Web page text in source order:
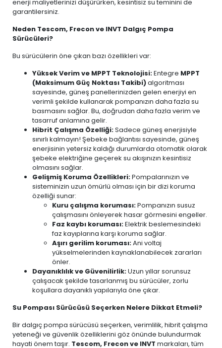
enerji maliyetlerinizi düşürürken, kesintisiz su teminini de
garantilersiniz.
Neden Tescom, Frecon ve INVT Dalgıç Pompa
Sürücüleri?
Bu sürücülerin öne çıkan bazı özellikleri var:
Yüksek Verim ve MPPT Teknolojisi:Entegre MPPT
(Maksimum Güç Noktası Takibi)algoritması
sayesinde, güneş panellerinizden gelen enerjiyi en
verimli şekilde kullanarak pompanızın daha fazla su
basmasını sağlar. Bu, doğrudan daha fazla verim ve
tasarruf anlamına gelir.
Hibrit Çalışma Özelliği:Sadece güneş enerjisiyle
sınırlı kalmayın! Şebeke bağlantısı sayesinde, güneş
enerjisinin yetersiz kaldığı durumlarda otomatik olarak
şebeke elektriğine geçerek su akışınızın kesintisiz
olmasını sağlar.
Gelişmiş Koruma Özellikleri:Pompalarınızın ve
sisteminizin uzun ömürlü olması için bir dizi koruma
özelliği sunar:
Kuru çalışma koruması:Pompanızın susuz
çalışmasını önleyerek hasar görmesini engeller.
Faz kaybı koruması:Elektrik beslemesindeki
faz kayıplarına karşı koruma sağlar.
Aşırı gerilim koruması:Ani voltaj
yükselmelerinden kaynaklanabilecek zararları
önler.
Dayanıklılık ve Güvenilirlik:Uzun yıllar sorunsuz
çalışacak şekilde tasarlanmış bu sürücüler, zorlu
koşullara dayanıklı yapılarıyla öne çıkar.
Su Pompası Sürücüsü Seçerken Nelere Dikkat Etmeli?
Bir dalgıç pompa sürücüsü seçerken, verimlilik, hibrit çalışma
yeteneği ve güvenlik özelliklerini göz önünde bulundurmak
hayati önem taşır. Tescom, Frecon ve INVT markaları, tüm